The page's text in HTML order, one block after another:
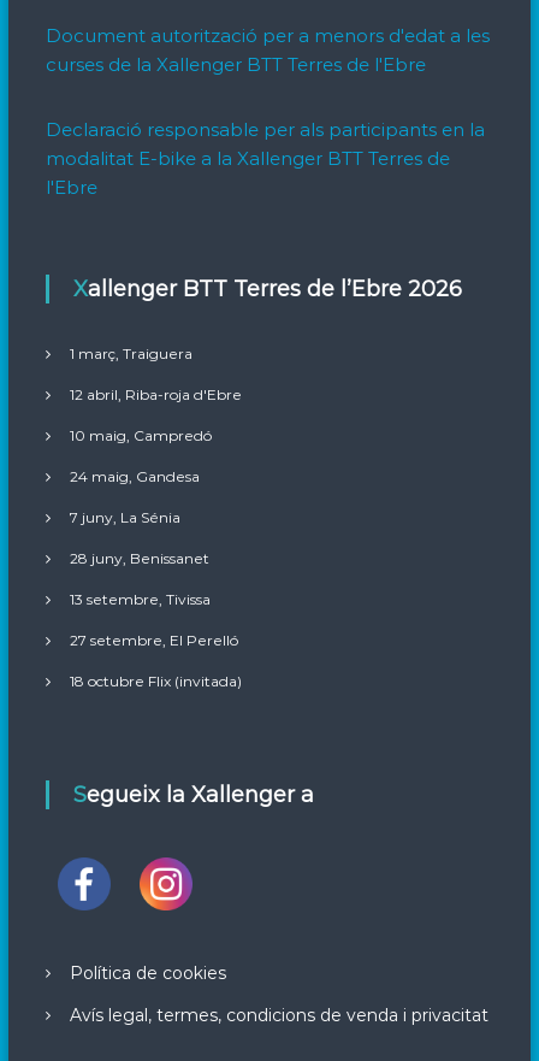
Document autorització per a menors d'edat a les
curses de la Xallenger BTT Terres de l'Ebre
Declaració responsable per als participants en la
modalitat E-bike a la Xallenger BTT Terres de
l'Ebre
Xallenger BTT Terres de l’Ebre 2026
1 març, Traiguera
12 abril, Riba-roja d'Ebre
10 maig, Campredó
24 maig, Gandesa
7 juny, La Sénia
28 juny, Benissanet
13 setembre, Tivissa
27 setembre, El Perelló
18 octubre Flix (invitada)
Segueix la Xallenger a
Política de cookies
Avís legal, termes, condicions de venda i privacitat